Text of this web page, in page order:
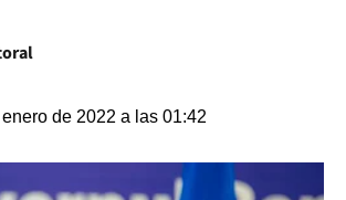
de 2022 a las 01:42